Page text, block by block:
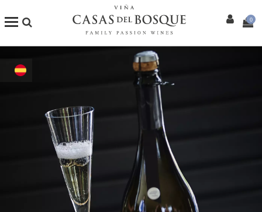
Enoturismo
Restaurants
0